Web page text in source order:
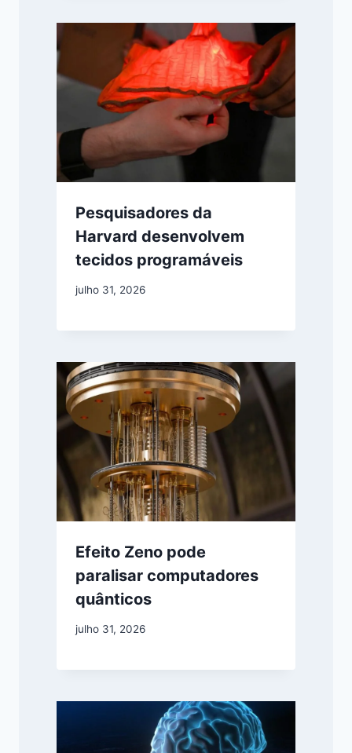
Pesquisadores da
Harvard desenvolvem
tecidos programáveis
julho 31, 2026
Efeito Zeno pode
paralisar computadores
quânticos
julho 31, 2026